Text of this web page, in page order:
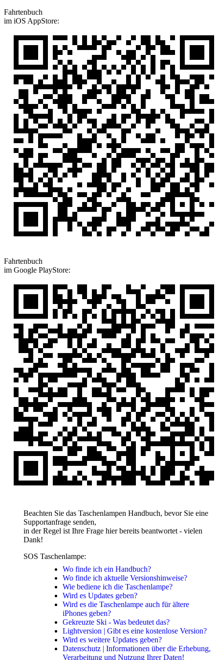
Fahrtenbuch
im iOS AppStore:
Fahrtenbuch
im Google PlayStore:
Beachten Sie das Taschenlampen Handbuch, bevor Sie eine
Supportanfrage senden,
in der Regel ist Ihre Frage hier bereits beantwortet - vielen
Dank!
SOS Taschenlampe:
Wo finde ich ein Handbuch?
Wo finde ich aktuelle Versionshinweise?
Wie bediene ich die Taschenlampe?
Wird es Updates geben?
Wird es die Taschenlampe auch für ältere
iPhones geben?
Gekreuzte Ski - Was bedeutet das?
Lightversion | Gibt es eine kostenlose Version?
Wird es weitere Updates geben?
Datenschutz | Informationen über die Erhebung,
Verarbeitung und Nutzung Ihrer Daten!